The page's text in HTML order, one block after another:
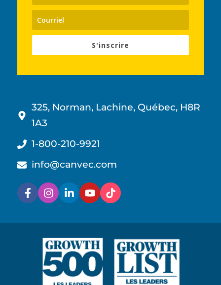
S'inscrire
325, Norman, Lachine, Québec, H8R
1A3
1-800-210-9921
info@canvec.com